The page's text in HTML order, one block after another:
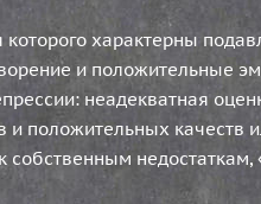
характерны
и положительные
неадекватная
и положительных качеств
недостаткам,
плохое